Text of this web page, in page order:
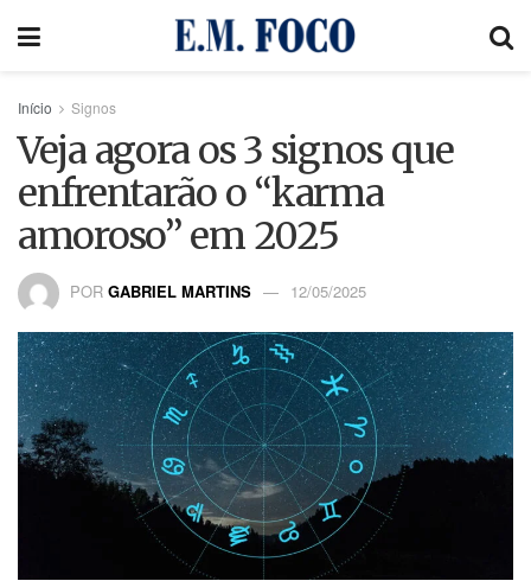
Início Signos
Veja agora os 3 signos que
enfrentarão o “karma
amoroso” em 2025
POR GABRIEL MARTINS 12/05/2025